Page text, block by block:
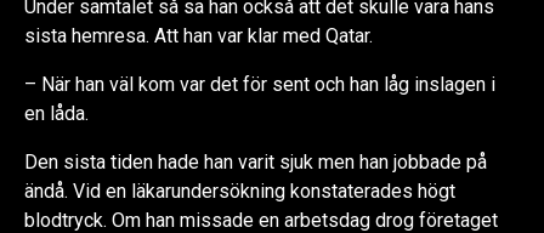
Under samtalet så sa han också att det skulle vara hans
sista hemresa. Att han var klar med Qatar.
– När han väl kom var det för sent och han låg inslagen i
en låda.
Den sista tiden hade han varit sjuk men han jobbade på
ändå. Vid en läkarundersökning konstaterades högt
blodtryck. Om han missade en arbetsdag drog företaget